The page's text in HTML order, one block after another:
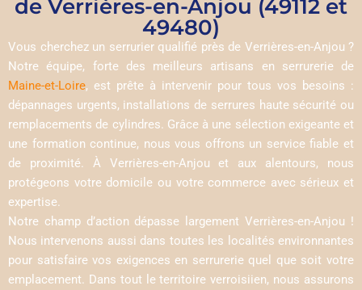
de Verrières-en-Anjou (49112 et
49480)
Vous cherchez un serrurier qualifié près de Verrières-en-Anjou ?
Notre équipe, forte des meilleurs artisans en serrurerie de
Maine-et-Loire, est prête à intervenir pour tous vos besoins :
dépannages urgents, installations de serrures haute sécurité ou
remplacements de cylindres. Grâce à une sélection exigeante et
une formation continue, nous vous offrons un service fiable et
de proximité. À Verrières-en-Anjou et aux alentours, nous
protégeons votre domicile ou votre commerce avec sérieux et
expertise.
Notre champ d’action dépasse largement Verrières-en-Anjou !
Nous intervenons aussi dans toutes les localités environnantes
pour satisfaire vos exigences en serrurerie quel que soit votre
emplacement. Dans tout le territoire verroisiien, nous assurons